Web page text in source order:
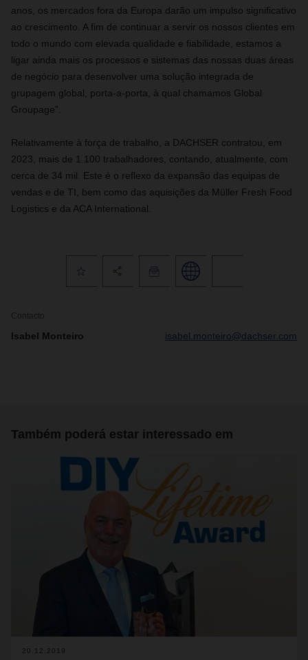
anos, os mercados fora da Europa darão um impulso significativo
ao crescimento. A fim de continuar a servir os nossos clientes em
todo o mundo com elevada qualidade e fiabilidade, estamos a
ligar ainda mais os processos e sistemas das nossas duas áreas
de negócio para desenvolver uma solução integrada de
grupagem global, porta-a-porta, à qual chamamos Global
Groupage”.
Relativamente à força de trabalho, a DACHSER contratou, em
2023, mais de 1.100 trabalhadores, contando, atualmente, com
cerca de 34 mil. Este é o reflexo da expansão das equipas de
vendas e de TI, bem como das aquisições da Müller Fresh Food
Logistics e da ACA International.
Contacto
Isabel Monteiro isabel.monteiro@dachser.com
Também poderá estar interessado em
20.12.2019